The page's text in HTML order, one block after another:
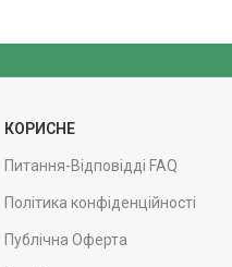
КОРИСНЕ
Питання-Відповідді FAQ
Політика конфіденційності
Публічна Оферта